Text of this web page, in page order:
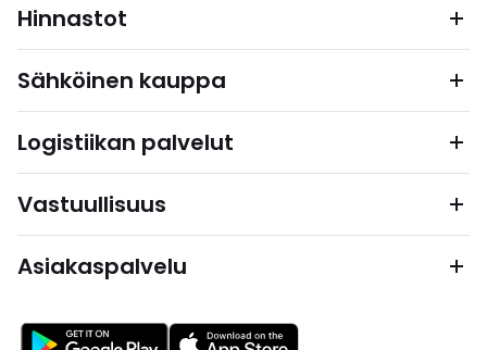
Hinnastot
Sähköinen kauppa
Logistiikan palvelut
Vastuullisuus
Asiakaspalvelu